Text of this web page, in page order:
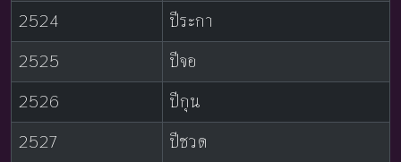
2524
ปีระกา
2525
ปีจอ
2526
ปีกุน
2527
ปีชวด